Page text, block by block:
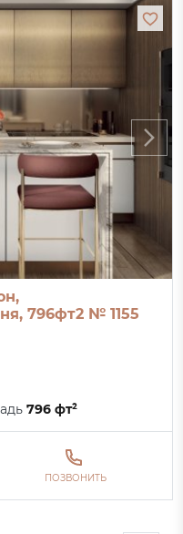
796фт2 № 1155
796 фт²
ПОЗВОНИТЬ